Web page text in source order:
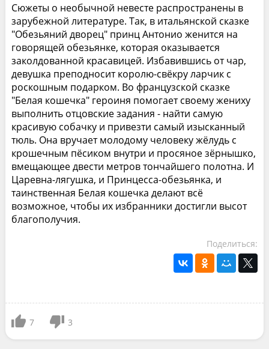
Сюжеты о необычной невесте распространены в
зарубежной литературе. Так, в итальянской сказке
"Обезьяний дворец" принц Антонио женится на
говорящей обезьянке, которая оказывается
заколдованной красавицей. Избавившись от чар,
девушка преподносит королю-свёкру ларчик с
роскошным подарком. Во французской сказке
"Белая кошечка" героиня помогает своему жениху
выполнить отцовские задания - найти самую
красивую собачку и привезти самый изысканный
тюль. Она вручает молодому человеку жёлудь с
крошечным пёсиком внутри и просяное зёрнышко,
вмещающее двести метров тончайшего полотна. И
Царевна-лягушка, и Принцесса-обезьянка, и
таинственная Белая кошечка делают всё
возможное, чтобы их избранники достигли высот
благополучия.
Поделиться:
7 3